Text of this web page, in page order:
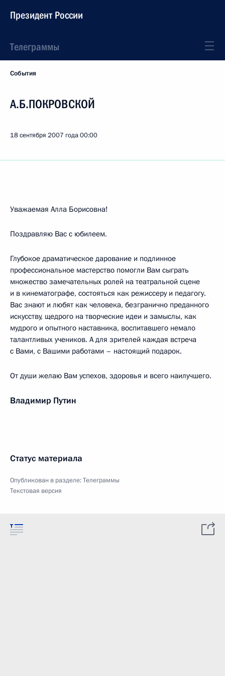
Президент России
Телеграммы
События
А.Б.ПОКРОВСКОЙ
18 сентября 2007 года00:00
Уважаемая Алла Борисовна!
Поздравляю Вас с юбилеем.
Глубокое драматическое дарование и подлинное
профессиональное мастерство помогли Вам сыграть
множество замечательных ролей на театральной сцене
и в кинематографе, состояться как режиссеру и педагогу.
Вас знают и любят как человека, безгранично преданного
искусству, щедрого на творческие идеи и замыслы, как
мудрого и опытного наставника, воспитавшего немало
талантливых учеников. А для зрителей каждая встреча
с Вами, с Вашими работами – настоящий подарок.
От души желаю Вам успехов, здоровья и всего наилучшего.
Владимир Путин
Статус материала
Опубликован в разделе:Телеграммы
Текстовая версия